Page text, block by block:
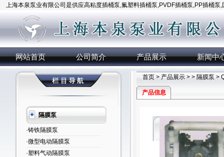
上海本泉泵业有限公司是供应高粘度插桶泵,氟塑料插桶泵,PVDF插桶泵,PP插桶泵
网站首页 公司简介 产品展示 新闻中
隔膜泵
·铸铁隔膜泵
·微型电动隔膜泵
·塑料气动隔膜泵
首页 > 产品展示 > > 隔膜泵 >
产品信息